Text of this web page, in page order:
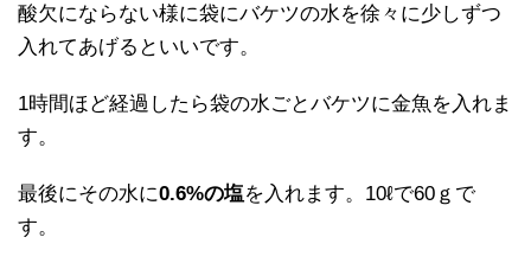
酸欠にならない様に袋にバケツの水を徐々に少しずつ
入れてあげるといいです。
1時間ほど経過したら袋の水ごとバケツに金魚を入れま
す。
最後にその水に0.6%の塩を入れます。10ℓで60ｇで
す。